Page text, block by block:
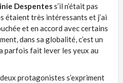
Despentess’il n’était pas
étaient très intéressants et j’ai
et en accord avec certains
dans sa globalité, c’est un
parfois fait lever les yeux au
protagonistes s’expriment